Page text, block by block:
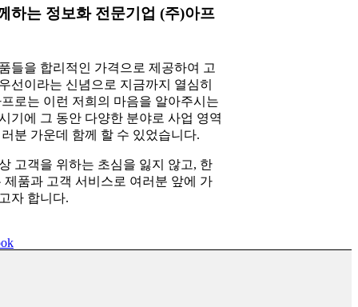
하는 정보화 전문기업 (주)아프
들을 합리적인 가격으로 제공하여 고
선이라는 신념으로 지금까지 열심히
로는 이런 저희의 마음을 알아주시는
기에 그 동안 다양한 분야로 사업 영역
분 가운데 함께 할 수 있었습니다.
고객을 위하는 초심을 잃지 않고, 한
제품과 고객 서비스로 여러분 앞에 가
자 합니다.